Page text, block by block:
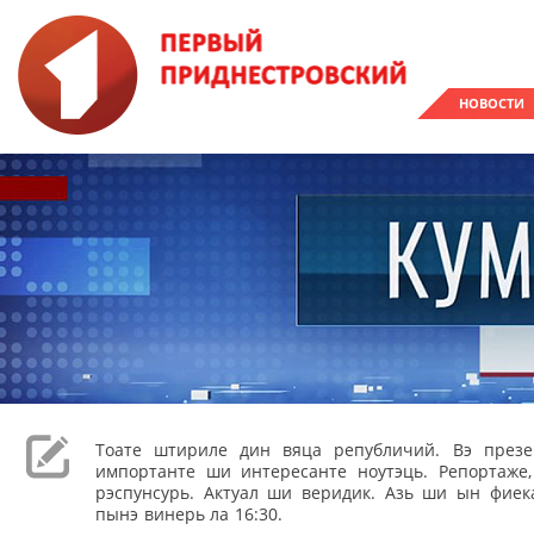
НОВОСТИ
Тоате штириле дин вяца републичий. Вэ
импортанте ши интересанте ноутэць.
рэспунсурь. Актуал ши веридик. Азь ши ын
пынэ винерь ла 16:30.